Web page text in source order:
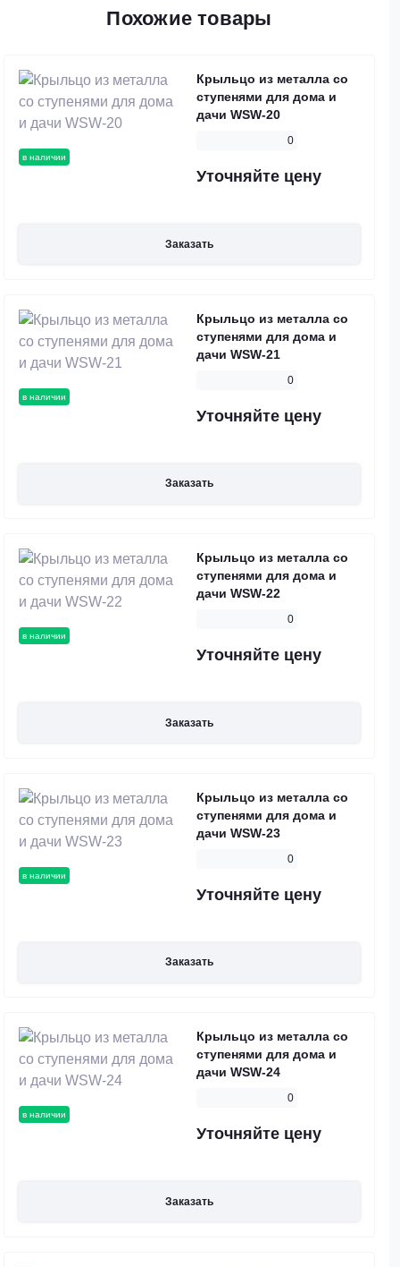
Похожие товары
в наличии
Крыльцо из металла со
ступенями для дома и
дачи WSW-20
0
Уточняйте цену
Заказать
в наличии
Крыльцо из металла со
ступенями для дома и
дачи WSW-21
0
Уточняйте цену
Заказать
в наличии
Крыльцо из металла со
ступенями для дома и
дачи WSW-22
0
Уточняйте цену
Заказать
в наличии
Крыльцо из металла со
ступенями для дома и
дачи WSW-23
0
Уточняйте цену
Заказать
в наличии
Крыльцо из металла со
ступенями для дома и
дачи WSW-24
0
Уточняйте цену
Заказать